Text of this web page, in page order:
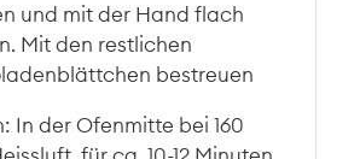
und mit der Hand flach
Mit den restlichen
bestreuen
In der Ofenmitte bei 160